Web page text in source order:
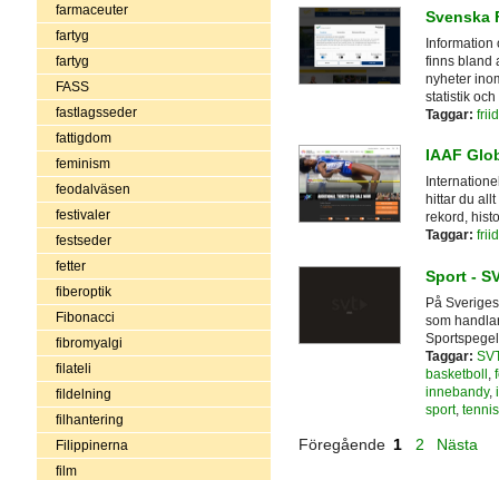
farmaceuter
fartyg
fartyg
FASS
fastlagsseder
fattigdom
feminism
feodalväsen
festivaler
festseder
fetter
fiberoptik
Fibonacci
fibromyalgi
filateli
fildelning
filhantering
Filippinerna
film
Svenska
Information
finns bland
nyheter
statistik
Taggar:
IAAF
hittar du
rekord,
Taggar:
Sport -
På
som
Taggar:
basketboll
innebandy,
sport, tennis
Föregående 1 2 Nästa